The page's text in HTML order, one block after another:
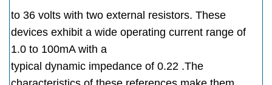
to 36 volts with two external resistors. These
devices exhibit a wide operating current range of
1.0 to 100mA with a
typical dynamic impedance of 0.22 .The